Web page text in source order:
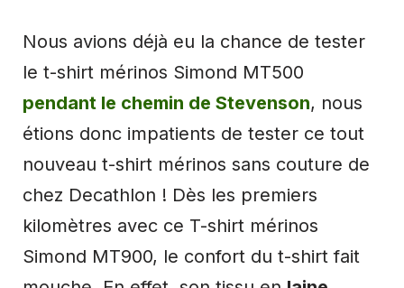
Nous avions déjà eu la chance de tester
le t-shirt mérinos Simond MT500
pendant le chemin de Stevenson, nous
étions donc impatients de tester ce tout
nouveau t-shirt mérinos sans couture de
chez Decathlon ! Dès les premiers
kilomètres avec ce T-shirt mérinos
Simond MT900, le confort du t-shirt fait